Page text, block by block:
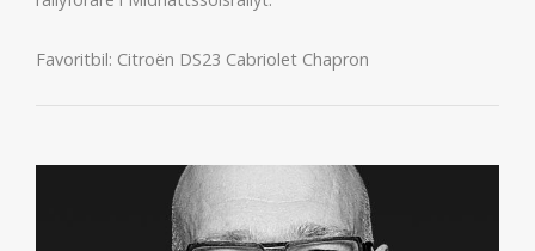
Favoritbil: Citroën DS23 Cabriolet Chapron